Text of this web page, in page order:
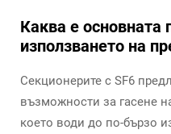
Каква е основната
използването на
Секционерите с SF6
възможности за гасене
което води до по-бързо